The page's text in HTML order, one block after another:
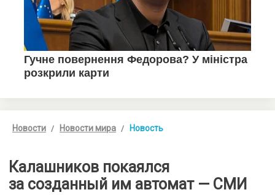
Новости Новости мира Новость
Калашников покаялся
за созданный им автомат — СМИ